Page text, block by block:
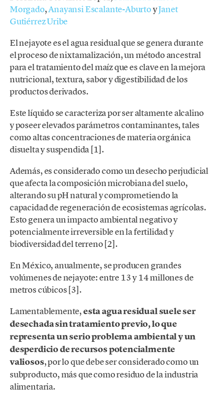
Morgado,Anayansi Escalante-AburtoyJanet
Gutiérrez Uribe
El nejayote es el agua residual que se genera durante
el proceso de nixtamalización, un método ancestral
para el tratamiento del maíz que es clave en la mejora
nutricional, textura, sabor y digestibilidad de los
productos derivados.
Este líquido se caracteriza por ser altamente alcalino
y poseer elevados parámetros contaminantes, tales
como altas concentraciones de materia orgánica
disuelta y suspendida [1].
Además, es considerado como un desecho perjudicial
que afecta la composición microbiana del suelo,
alterando su pH natural y comprometiendo la
capacidad de regeneración de ecosistemas agrícolas.
Esto genera un impacto ambiental negativo y
potencialmente irreversible en la fertilidad y
biodiversidad del terreno [2].
En México, anualmente, se producen grandes
volúmenes de nejayote: entre 13 y 14 millones de
metros cúbicos [3].
Lamentablemente,esta agua residual suele ser
desechada sin tratamiento previo, lo que
representa un serio problema ambiental y un
desperdicio de recursos potencialmente
valiosos, por lo que debe ser considerado como un
subproducto, más que como residuo de la industria
alimentaria.